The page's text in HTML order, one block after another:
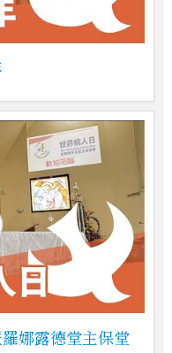
娜露德堂主保堂